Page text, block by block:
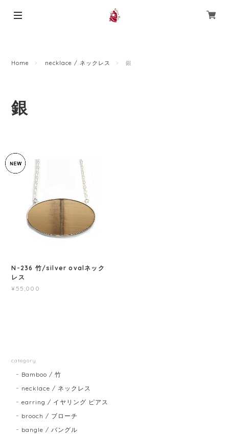
Home necklace / ネックレス 銀
銀
N-236 竹/silver ovalネック
レス
¥55,000
category
Bamboo / 竹
necklace / ネックレス
earring / イヤリング ピアス
brooch / ブローチ
bangle / バングル